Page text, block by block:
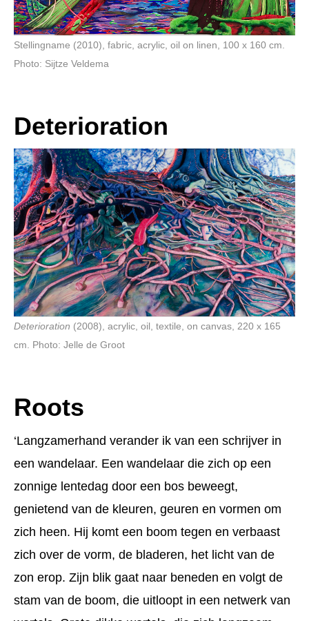
Stellingname (2010), fabric, acrylic, oil on linen, 100 x 160 cm.
Photo: Sijtze Veldema
Deterioration
Deterioration (2008), acrylic, oil, textile, on canvas, 220 x 165
cm. Photo: Jelle de Groot
Roots
‘Langzamerhand verander ik van een schrijver in
een wandelaar. Een wandelaar die zich op een
zonnige lentedag door een bos beweegt,
genietend van de kleuren, geuren en vormen om
zich heen. Hij komt een boom tegen en verbaast
zich over de vorm, de bladeren, het licht van de
zon erop. Zijn blik gaat naar beneden en volgt de
stam van de boom, die uitloopt in een netwerk van